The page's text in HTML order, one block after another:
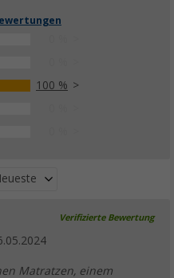
100 %
Verifizierte Bewertung
Matratzen, einem